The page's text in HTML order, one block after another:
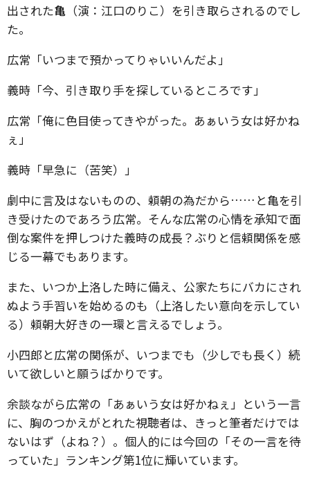
出された亀 （演：江口のりこ）を引き取らされるのでし
た。
広常「いつまで預かってりゃいいんだよ」
義時「今、引き取り手を探しているところです」
広常「俺に色目使ってきやがった。あぁいう女は好かね
ぇ」
義時「早急に（苦笑）」
劇中に言及はないものの、頼朝の為だから……と亀を引
き受けたのであろう広常。そんな広常の心情を承知で面
倒な案件を押しつけた義時の成長？ぶりと信頼関係を感
じる一幕でもあります。
また、いつか上洛した時に備え、公家たちにバカにされ
ぬよう手習いを始めるのも（上洛したい意向を示してい
る）頼朝大好きの一環と言えるでしょう。
小四郎と広常の関係が、いつまでも（少しでも長く）続
いて欲しいと願うばかりです。
余談ながら広常の「あぁいう女は好かねぇ」という一言
に、胸のつかえがとれた視聴者は、きっと筆者だけでは
ないはず（よね？）。個人的には今回の「その一言を待
っていた」ランキング第1位に輝いています。